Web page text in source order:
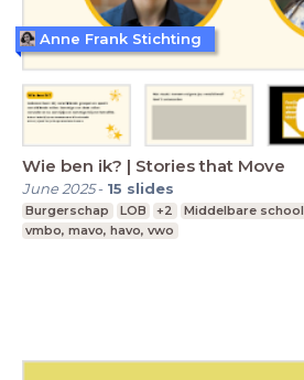
Wie ben ik? | Stories that Move
June 2025- 15 slides
Burgerschap LOB +2 Middelbare school
vmbo, mavo, havo, vwo
Anne Frank Stichting